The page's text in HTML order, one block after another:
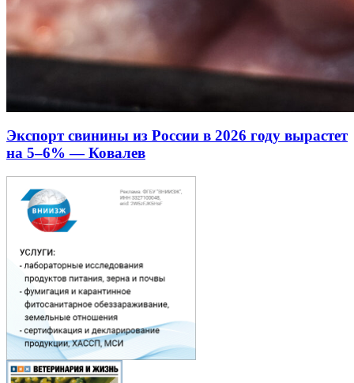
Экспорт свинины из России в 2026 году вырастет
на 5–6% — Ковалев